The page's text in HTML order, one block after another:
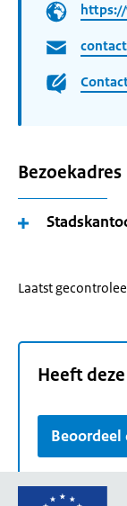
Bezoekadres
Laatst
Heeft
Beoordeel